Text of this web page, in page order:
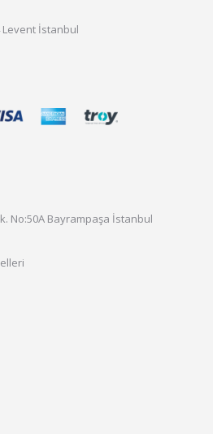
Levent İstanbul
No:50A Bayrampaşa İstanbul